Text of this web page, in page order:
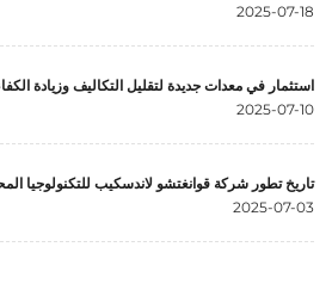
2025-07-18
استثمار في معدات جديدة لتقليل التكاليف وزيادة الكفاءة
2025-07-10
تاريخ تطور شركة قوانغتشو لاندسكيب للتكنولوجيا
2025-07-03